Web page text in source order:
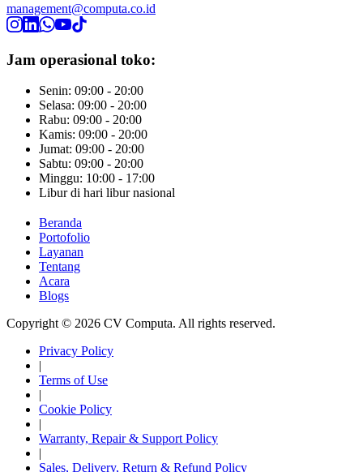
management@computa.co.id
Jam operasional toko:
Senin: 09:00 - 20:00
Selasa: 09:00 - 20:00
Rabu: 09:00 - 20:00
Kamis: 09:00 - 20:00
Jumat: 09:00 - 20:00
Sabtu: 09:00 - 20:00
Minggu: 10:00 - 17:00
Libur di hari libur nasional
Beranda
Portofolio
Layanan
Tentang
Acara
Blogs
Copyright © 2026 CV Computa. All rights reserved.
Privacy Policy
|
Terms of Use
|
Cookie Policy
|
Warranty, Repair & Support Policy
|
Sales, Delivery, Return & Refund Policy